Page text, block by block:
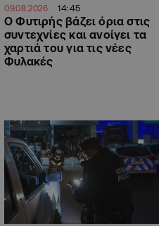
09.08.2026 14:45
O Φυτιρής βάζει όρια στις
συντεχνίες και ανοίγει τα
χαρτιά του για τις νέες
Φυλακές